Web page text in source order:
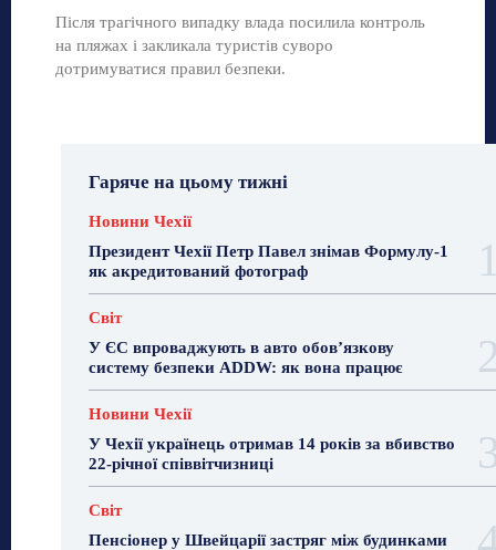
Після трагічного випадку влада посилила контроль
на пляжах і закликала туристів суворо
дотримуватися правил безпеки.
Гаряче на цьому тижні
Новини Чехії
Президент Чехії Петр Павел знімав Формулу-1
як акредитований фотограф
Світ
У ЄС впроваджують в авто обов’язкову
систему безпеки ADDW: як вона працює
Новини Чехії
У Чехії українець отримав 14 років за вбивство
22-річної співвітчизниці
Світ
Пенсіонер у Швейцарії застряг між будинками